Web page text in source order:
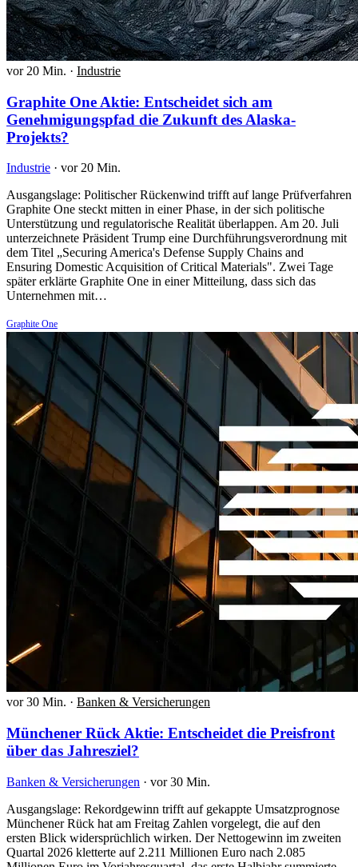
vor 20 Min. · Industrie
Graphite One Aktie: Entscheidet sich am
Genehmigungspfad die Zukunft des Alaska-
Projekts?
Industrie · vor 20 Min.
Ausgangslage: Politischer Rückenwind trifft auf lange Prüfverfahren
Graphite One steckt mitten in einer Phase, in der sich politische
Unterstützung und regulatorische Realität überlappen. Am 20. Juli
unterzeichnete Präsident Trump eine Durchführungsverordnung mit
dem Titel „Securing America's Defense Supply Chains and
Ensuring Domestic Acquisition of Critical Materials". Zwei Tage
später erklärte Graphite One in einer Mitteilung, dass sich das
Unternehmen mit…
Graphite One
vor 30 Min. · Banken & Versicherungen
Münchener Rück Aktie: Entscheidet die Preisfront
über das Jahresziel?
Banken & Versicherungen · vor 30 Min.
Ausgangslage: Rekordgewinn trifft auf gekappte Umsatzprognose
Münchener Rück hat am Freitag Zahlen vorgelegt, die auf den
ersten Blick widersprüchlich wirken. Der Nettogewinn im zweiten
Quartal 2026 kletterte auf 2.211 Millionen Euro nach 2.085